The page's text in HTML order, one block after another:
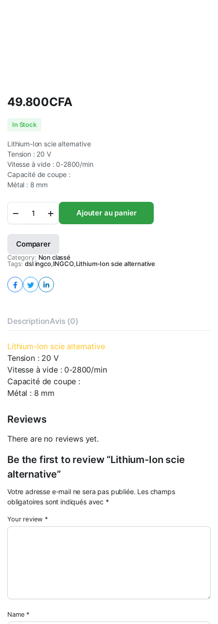
49.800CFA
In Stock
Lithium-Ion scie alternative
Tension : 20 V
Vitesse à vide : 0-2800/min
Capacité de coupe :
Métal : 8 mm
scie
alternative
quantity
Ajouter au panier
Comparer
Category: Non classé
Tags: dsl ingco,INGCO,Lithium-Ion scie alternative
DescriptionAvis (0)
Lithium-Ion scie alternative
Tension : 20 V
Vitesse à vide : 0-2800/min
Capacité de coupe :
Métal : 8 mm
Reviews
There are no reviews yet.
Be the first to review “Lithium-Ion scie
alternative”
Votre adresse e-mail ne sera pas publiée. Les champs
obligatoires sont indiqués avec *
Your review *
Name *